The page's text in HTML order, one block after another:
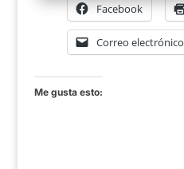
Facebook
Correo electrónico
Me gusta esto: